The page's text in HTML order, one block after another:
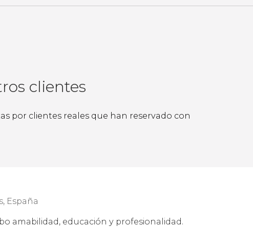
clientes
por clientes reales que han reservado con
España
amabilidad, educación y profesionalidad.